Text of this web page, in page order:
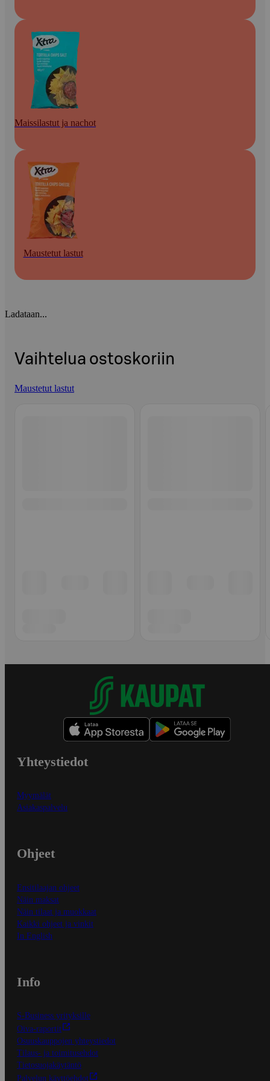
Maissilastut ja nachot
Maustetut lastut
Ladataan...
Vaihtelua ostoskoriin
Maustetut lastut
Yhteystiedot
Myymälät
Asiakaspalvelu
Ohjeet
Ensitilaajan ohjeet
Näin maksat
Näin tilaat ja muokkaat
Kaikki ohjeet ja vinkit
In English
Info
S-Business yrityksille
Oiva-raportit
Osuuskauppojen yhteystiedot
Tilaus- ja toimitusehdot
Tietosuojakäytäntö
Palvelun käyttöehdot